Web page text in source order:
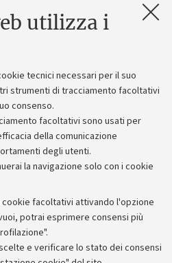
utilizza i
tecnici necessari per il suo
strumenti di tracciamento facoltativi
consenso.
facoltativi sono usati per
della comunicazione
degli utenti.
la navigazione solo con i cookie
facoltativi attivando l'opzione
potrai esprimere consensi più
e verificare lo stato dei consensi
e PEC
community
strategico
Bilanci
e 5x1000
e concorsi
online
trasparente